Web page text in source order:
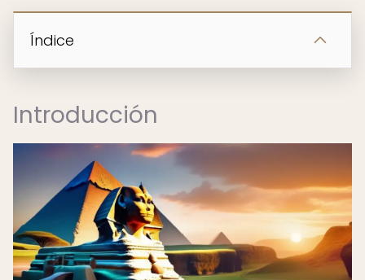
Índice
Introducción